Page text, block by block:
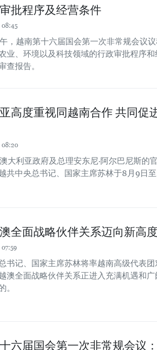
批程序及经营条件
，越南第十六届国会第一次非常规会议
业、环境以及科技领域的行政审批程序
查报告。
高度重视同越南合作 共同促
大利亚政府及总理安东尼·阿尔巴尼斯的
共中央总书记、国家主席苏林于8月9日
全面战略伙伴关系迈向新高度
书记、国家主席苏林将率越南高级代表团
澳全面战略伙伴关系正进入充满机遇和
。
六届国会第一次非常规会议